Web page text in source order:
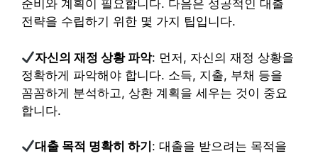
준비와 계획이 필요합니다. 다음은 성공적인 대출
전략을 수립하기 위한 몇 가지 팁입니다.
자신의 재정 상황 파악: 먼저, 자신의 재정 상황을
정확하게 파악해야 합니다. 소득, 지출, 부채 등을
꼼꼼하게 분석하고, 상환 계획을 세우는 것이 중요
합니다.
대출 목적 명확히 하기 : 대출을 받으려는 목적을